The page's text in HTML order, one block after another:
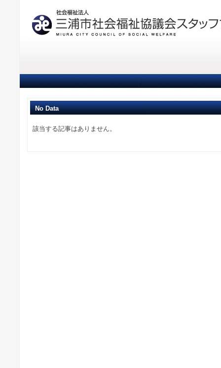
No Data
該当する記事はありません。